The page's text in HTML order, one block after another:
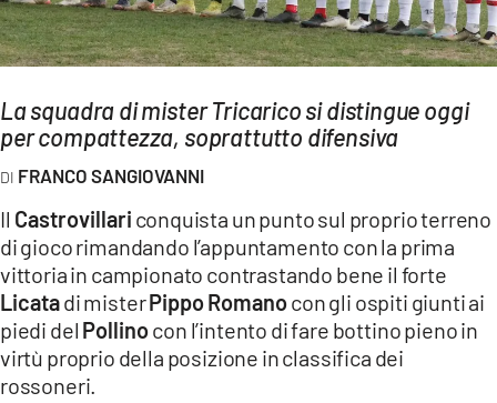
LAC NETWORK
LAC ONAIR
LaC
Network
LACPLAY.IT
LACTV.IT
LACONAIR.IT
LACITYMAG.IT
ILREGGINO.IT
COSENZACHANNEL.IT
La squadra di mister Tricarico si distingue oggi
per compattezza, soprattutto difensiva
FRANCO SANGIOVANNI
Il Castrovillari conquista un punto sul proprio terreno
di gioco rimandando l’appuntamento con la prima
vittoria in campionato contrastando bene il forte
Licatadi misterPippo Romanocon gli ospiti giunti ai
piedi del Pollinocon l’intento di fare bottino pieno in
virtù proprio della posizione in classifica dei
rossoneri.